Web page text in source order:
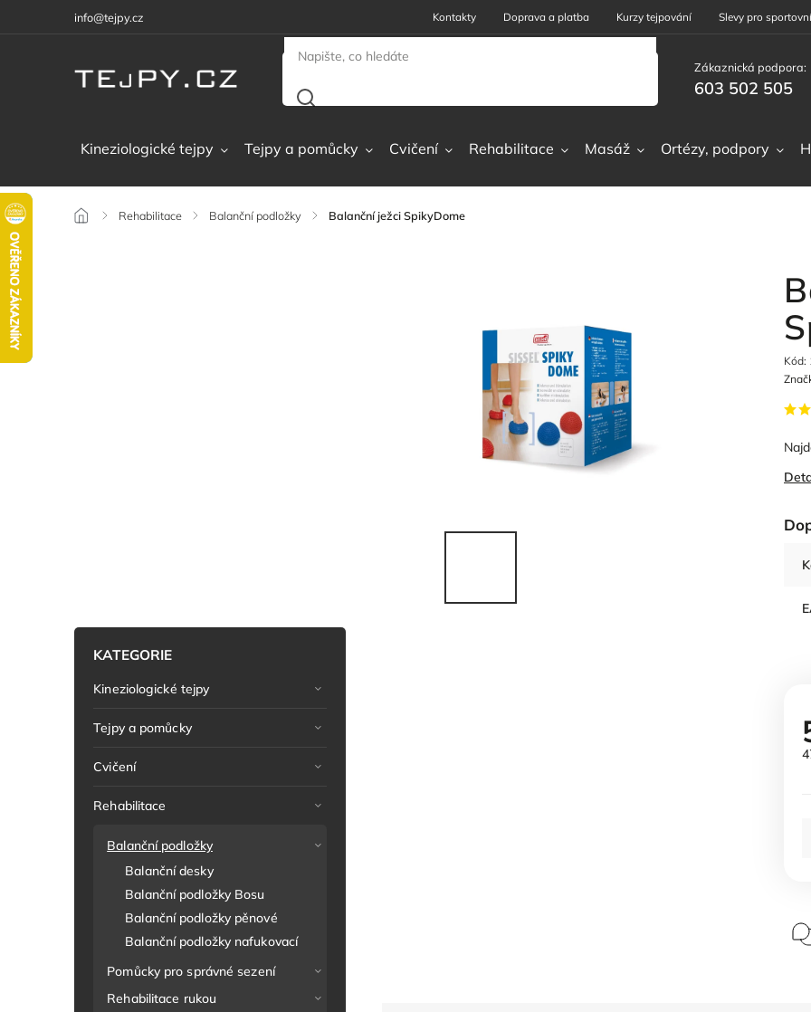
info@tejpy.cz Kontakty Doprava a platba Kurzy tejpování Slevy pro
Zákaznická podpora:
603 502 505
Kineziologické tejpy Tejpy a pomůcky Cvičení Rehabilitace Masáž Ortézy, podpory
/ Rehabilitace / Balanční podložky / Balanční ježci SpikyDome
KATEGORIE
Kineziologické tejpy
Tejpy a pomůcky
Cvičení
Rehabilitace
Balanční podložky
Balanční desky
Balanční podložky Bosu
Balanční podložky pěnové
Balanční podložky nafukovací
Pomůcky pro správné sezení
Rehabilitace rukou
Kód: